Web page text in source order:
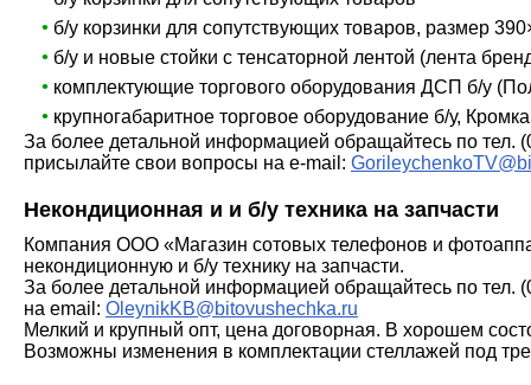
б/у корзинки для сопутствующих товаров, размер
б/у и новые cтойки с тенсаторной лентой (лента
комплектующие торгового оборудования ДСП б/у
крупногабаритное торговое оборудование б/у,
За более детальной информацией обращайтесь по тел.
присылайте свои вопросы на e-mail:
Некондиционная и и б/у техника на запчасти
Компания ООО «Магазин сотовых телефонов и
некондиционную и б/у технику на запчасти.
За более детальной информацией обращайтесь по тел.
на email: OleynikKB@bitovushechka.ru
Мелкий и крупный опт, цена договорная. В хорошем
Возможны изменения в комплектации стеллажей под